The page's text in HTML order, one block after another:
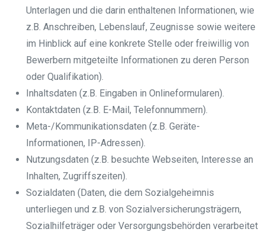
Unterlagen und die darin enthaltenen Informationen, wie
z.B. Anschreiben, Lebenslauf, Zeugnisse sowie weitere
im Hinblick auf eine konkrete Stelle oder freiwillig von
Bewerbern mitgeteilte Informationen zu deren Person
oder Qualifikation).
Inhaltsdaten (z.B. Eingaben in Onlineformularen).
Kontaktdaten (z.B. E-Mail, Telefonnummern).
Meta-/Kommunikationsdaten (z.B. Geräte-
Informationen, IP-Adressen).
Nutzungsdaten (z.B. besuchte Webseiten, Interesse an
Inhalten, Zugriffszeiten).
Sozialdaten (Daten, die dem Sozialgeheimnis
unterliegen und z.B. von Sozialversicherungsträgern,
Sozialhilfeträger oder Versorgungsbehörden verarbeitet